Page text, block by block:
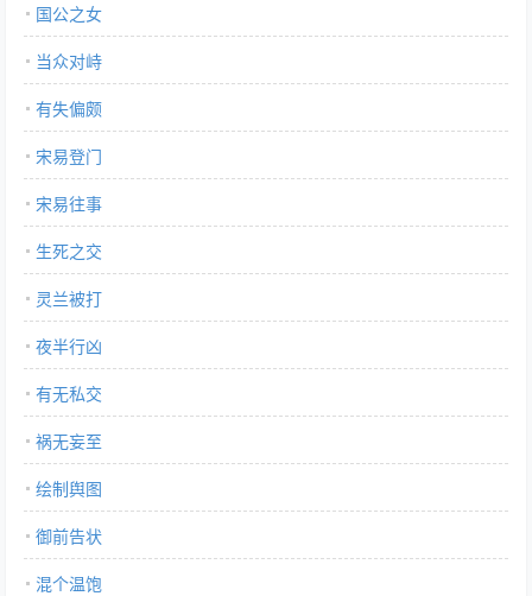
国公之女
当众对峙
有失偏颇
宋易登门
宋易往事
生死之交
灵兰被打
夜半行凶
有无私交
祸无妄至
绘制舆图
御前告状
混个温饱